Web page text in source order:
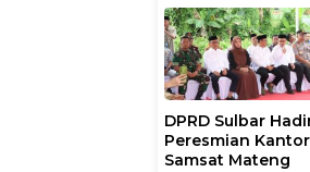
DPRD Sulbar
Peresmian Kantor
Samsat Mateng